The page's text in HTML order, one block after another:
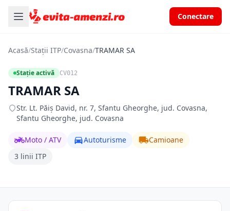
Conectare
Acasă/Stații ITP/Covasna/TRAMAR SA
Stație activă CV012
TRAMAR SA
Str. Lt. Păiș David, nr. 7, Sfantu Gheorghe, jud. Covasna,
Sfantu Gheorghe, jud. Covasna
Moto / ATV Autoturisme
Camioane
3 linii ITP